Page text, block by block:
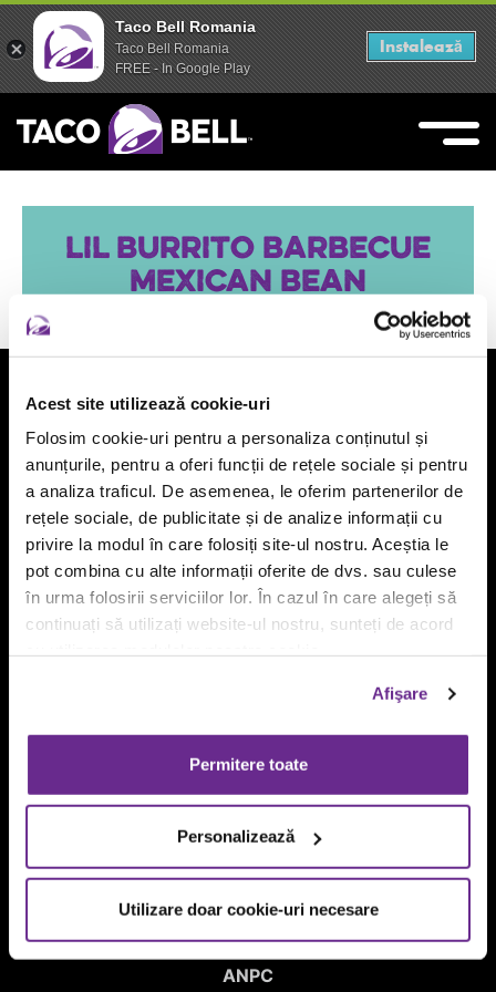
Acest site utilizează cookie-uri
Folosim cookie-uri pentru a personaliza conținutul și
anunțurile, pentru a oferi funcții de rețele sociale și pentru
a analiza traficul. De asemenea, le oferim partenerilor de
rețele sociale, de publicitate și de analize informații cu
privire la modul în care folosiți site-ul nostru. Aceștia le
pot combina cu alte informații oferite de dvs. sau culese
în urma folosirii serviciilor lor. În cazul în care alegeți să
continuați să utilizați website-ul nostru, sunteți de acord
Afişare
Permitere toate
Personalizează
Utilizare doar cookie-uri necesare
LIL BURRITO BARBECUE
MEXICAN BEAN
FOLLOW US
Newsletter
Leave us a message
Terms and conditions
Menu product information
Confidentiality agreement
Română(Romanian)
Tell us how was your experience with us
FILL IN THE SURVEY >>
RO37783734, J2017009570409, Rev. Caen (3) - 5611 – Restaurants
2nd Floor
Places of business Permits
ANPC
Taco Bell Romania
Taco Bell Romania
FREE - In Google Play
Instalează
Taco Bell Romania
Taco Bell Romania
FREE - In Google Play
Instalează